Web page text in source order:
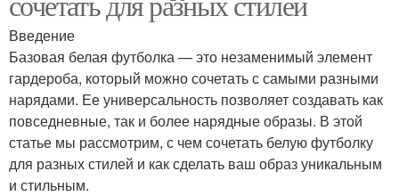
Введение
Базовая белая футболка — это незаменимый элемент
гардероба, который можно сочетать с самыми разными
нарядами. Ее универсальность позволяет создавать как
повседневные, так и более нарядные образы. В этой
статье мы рассмотрим, с чем сочетать белую футболку
для разных стилей и как сделать ваш образ уникальным
и стильным.